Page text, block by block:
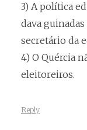
3) A política
dava guinadas
secretário da
4) O Quércia
eleitoreiros.
Reply